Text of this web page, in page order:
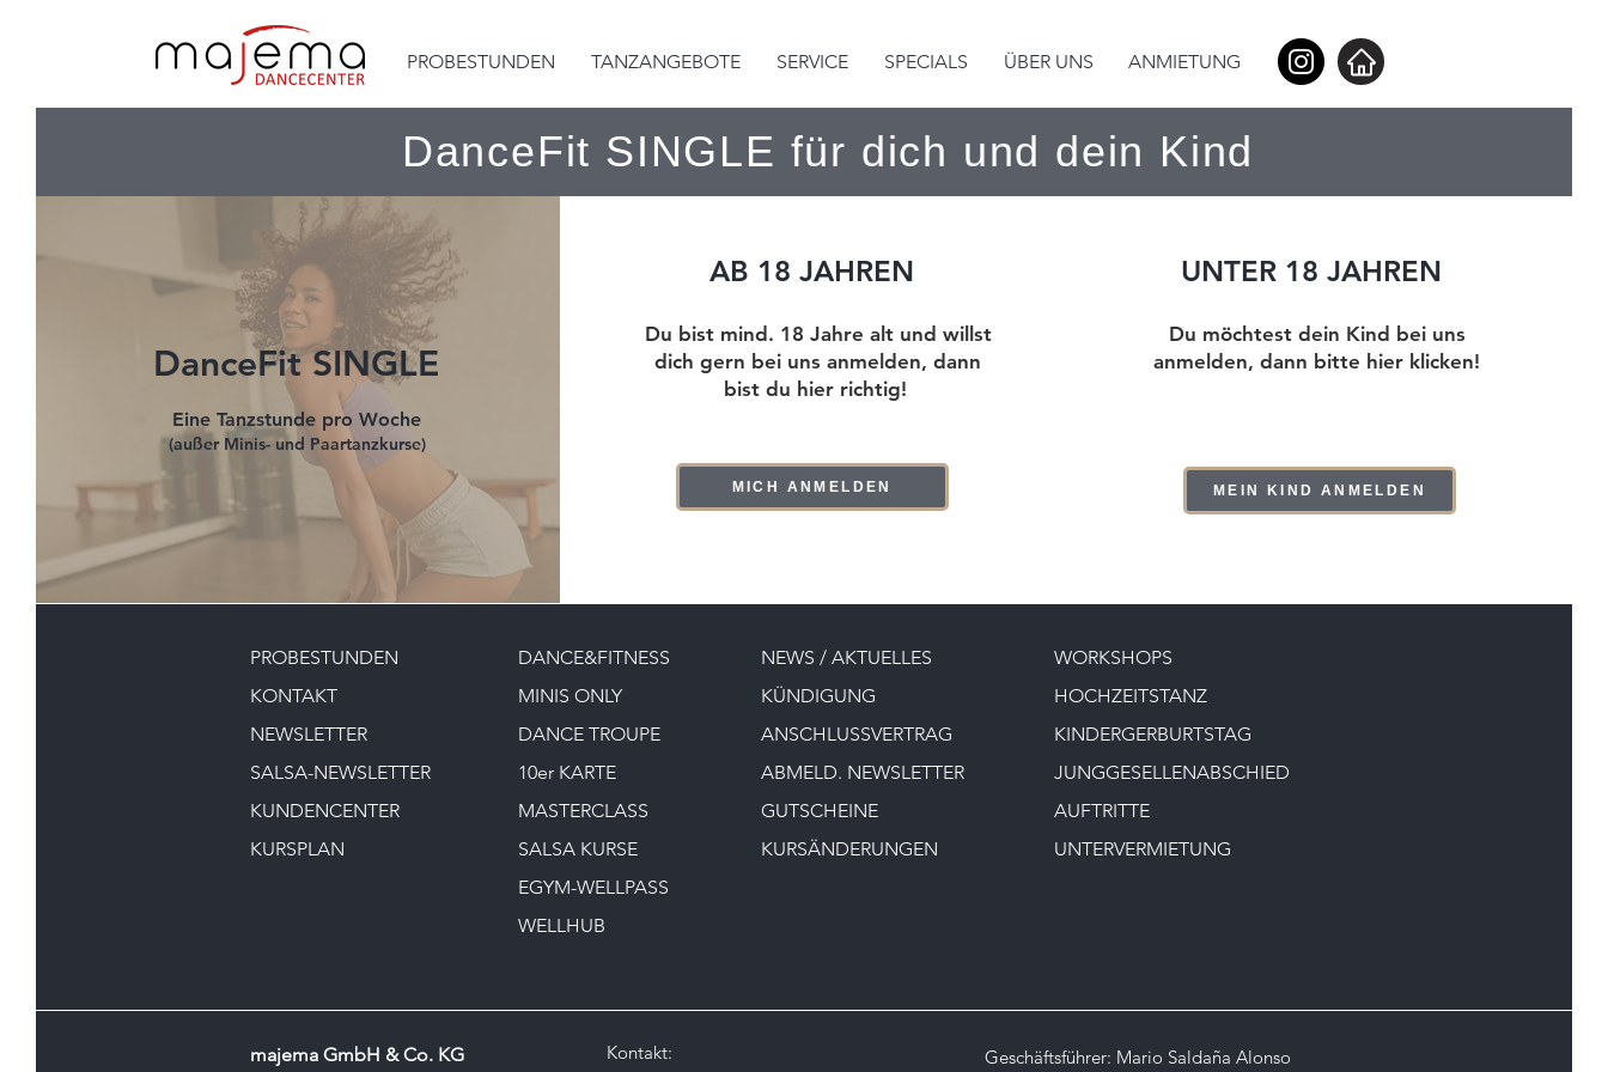
DanceFit SINGLE für dich und dein Kind
DanceFit SINGLE
Eine Tanzstunde pro Woche
(außer Minis- und Paartanzkurse)
AB 18 JAHREN
Du bist mind. 18 Jahre alt und willst
dich gern bei uns anmelden, dann
bist du hier richtig!
MICH ANMELDEN
UNTER 18 JAHREN
Du möchtest dein Kind bei uns
anmelden, dann bitte hier klicken!
MEIN KIND ANMELDEN
PROBESTUNDEN TANZANGEBOTE SERVICE SPECIALS ÜBER UNS ANMIETUNG
PROBESTUNDEN
KONTAKT
NEWSLETTER
SALSA-NEWSLETTER
KUNDENCENTER
KURSPLAN
DANCE&FITNESS
MINIS ONLY
DANCE TROUPE
10er KARTE
MASTERCLASS
SALSA KURSE
EGYM-WELLPASS
WELLHUB
NEWS / AKTUELLES
KÜNDIGUNG
ANSCHLUSSVERTRAG
ABMELD. NEWSLETTER
GUTSCHEINE
KURSÄNDERUNGEN
WORKSHOPS
HOCHZEITSTANZ
KINDERGERBURTSTAG
JUNGGESELLENABSCHIED
AUFTRITTE
UNTERVERMIETUNG
majema GmbH & Co. KG
Kontakt: Geschäftsführer: Mario Saldaña Alonso